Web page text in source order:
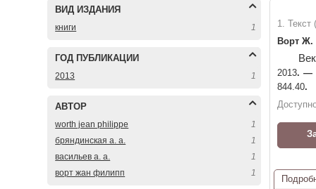
ВИД ИЗДАНИЯ
книги 1
ГОД ПУБЛИКАЦИИ
2013 1
АВТОР
worth jean philippe
1
бряндинская а. а.
1
васильев а. а.
1
ворт жан филипп
1
1.
Ворт
2013. —
844.40.